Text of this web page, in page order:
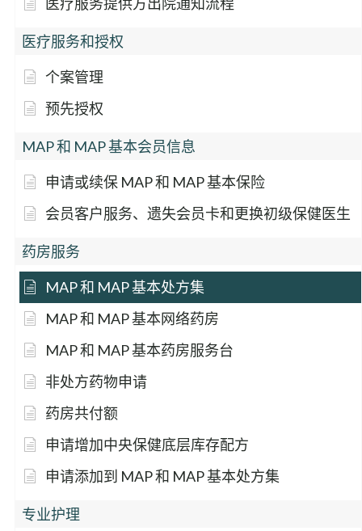
医疗服务和授权
个案管理
预先授权
MAP 和 MAP 基本会员信息
申请或续保 MAP 和 MAP 基本保险
会员客户服务、遗失会员卡和更换初级保健医生
药房服务
MAP 和 MAP 基本处方集
MAP 和 MAP 基本网络药房
MAP 和 MAP 基本药房服务台
非处方药物申请
药房共付额
申请增加中央保健底层库存配方
申请添加到 MAP 和 MAP 基本处方集
专业护理